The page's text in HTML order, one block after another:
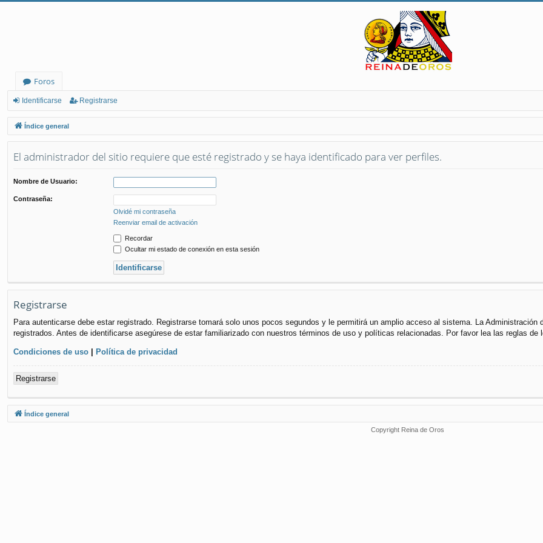
Foros
Identificarse Registrarse
Índice general
El administrador del sitio requiere que esté registrado y se haya identificado para ver perfiles.
Nombre de Usuario:
Contraseña:
Olvidé mi contraseña
Reenviar email de activación
Recordar
Ocultar mi estado de conexión en esta sesión
Registrarse
Para autenticarse debe estar registrado. Registrarse tomará solo unos pocos segundos y le permitirá un amplio acceso al sistema. La
registrados. Antes de identificarse asegúrese de estar familiarizado con nuestros términos de uso y políticas relacionadas. Por favor lea las reglas de
Condiciones de uso | Política de privacidad
Registrarse
Índice general
Copyright Reina de Oros